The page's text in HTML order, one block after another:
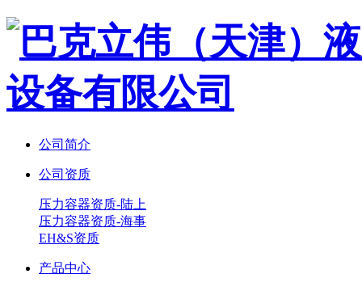
公司简介
公司资质
压力容器资质-陆上
压力容器资质-海事
EH&S资质
产品中心